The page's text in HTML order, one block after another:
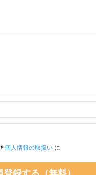
個人情報の取扱いに